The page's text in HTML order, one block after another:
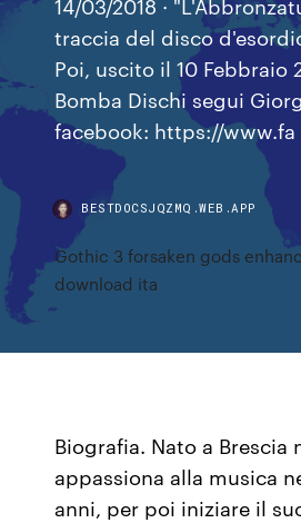
traccia del disco
Poi, uscito il 10 Febbraio
Bomba Dischi segui
facebook: https://www.fa
BESTDOCSJQZMQ.WEB.APP
Gothic 3 forsaken gods
download ita
Biografia. Nato a Brescia
appassiona alla musica
anni, per poi iniziare il